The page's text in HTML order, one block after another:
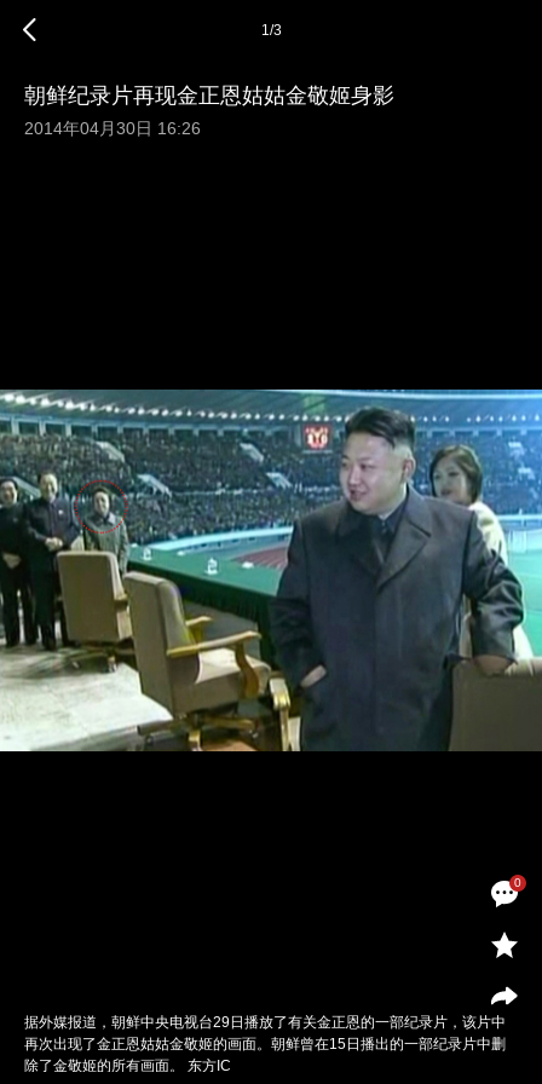
0
1/3
朝鲜纪录片再现金正恩姑姑金敬姬身影
2014年04月30日 16:26
据外媒报道，朝鲜中央电视台29日播放了有关金正恩的一部纪录片，该片中
再次出现了金正恩姑姑金敬姬的画面。朝鲜曾在15日播出的一部纪录片中删
除了金敬姬的所有画面。 东方IC